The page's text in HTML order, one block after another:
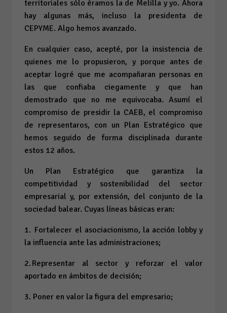
territoriales sólo éramos la de Melilla y yo. Ahora
hay algunas más, incluso la presidenta de
CEPYME. Algo hemos avanzado.
En cualquier caso, acepté, por la insistencia de
quienes me lo propusieron, y porque antes de
aceptar logré que me acompañaran personas en
las que confiaba ciegamente y que han
demostrado que no me equivocaba. Asumí el
compromiso de presidir la CAEB, el compromiso
de representaros, con un Plan Estratégico que
hemos seguido de forma disciplinada durante
estos 12 años.
Un Plan Estratégico que garantiza la
competitividad y sostenibilidad del sector
empresarial y, por extensión, del conjunto de la
sociedad balear. Cuyas líneas básicas eran:
1. Fortalecer el asociacionismo, la acción lobby y
la influencia ante las administraciones;
2. Representar al sector y reforzar el valor
aportado en ámbitos de decisión;
3. Poner en valor la figura del empresario;